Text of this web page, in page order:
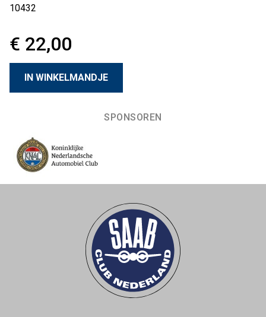
10432
€ 22,00
SPONSOREN